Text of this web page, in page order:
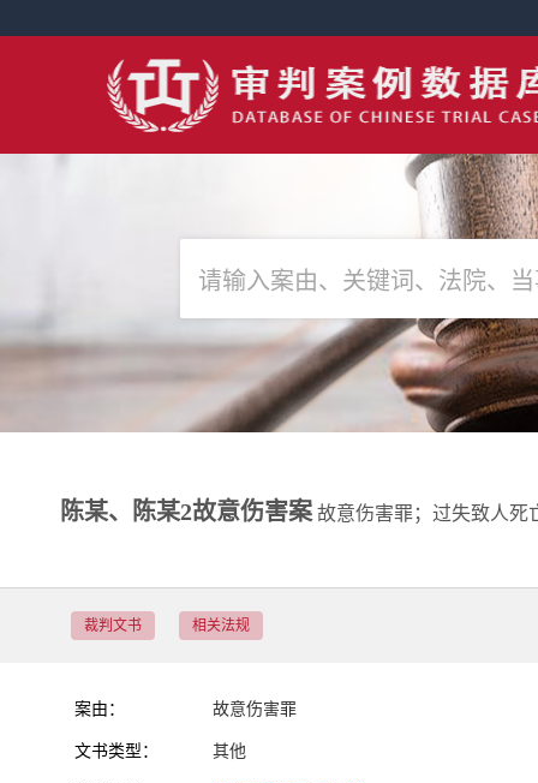
陈某、陈某2故意伤害案 故意伤害罪；过失致人死
裁判文书 相关法规
案由： 故意伤害罪
文书类型： 其他